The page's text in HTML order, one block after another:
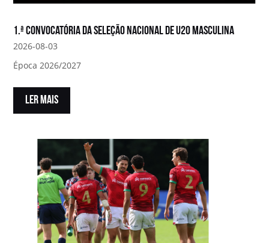
1.ª convocatória da Seleção Nacional de U20 Masculina
2026-08-03
Época 2026/2027
LER MAIS